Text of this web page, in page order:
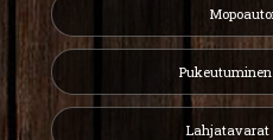
Lahjatavarat